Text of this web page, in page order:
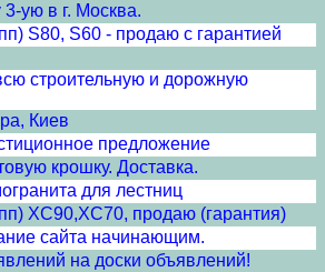
ую в г. Москва.
S80, S60 - продаю с гарантией
строительную и дорожную
Киев
предложение
крошку. Доставка.
для лестниц
XC90,XC70, продаю (гарантия)
сайта начинающим.
на доски объявлений!